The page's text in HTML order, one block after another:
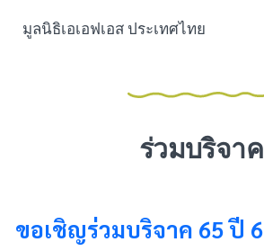
มูลนิธิเอเอฟเอส ประเทศไทย
ร่วมบริจาค